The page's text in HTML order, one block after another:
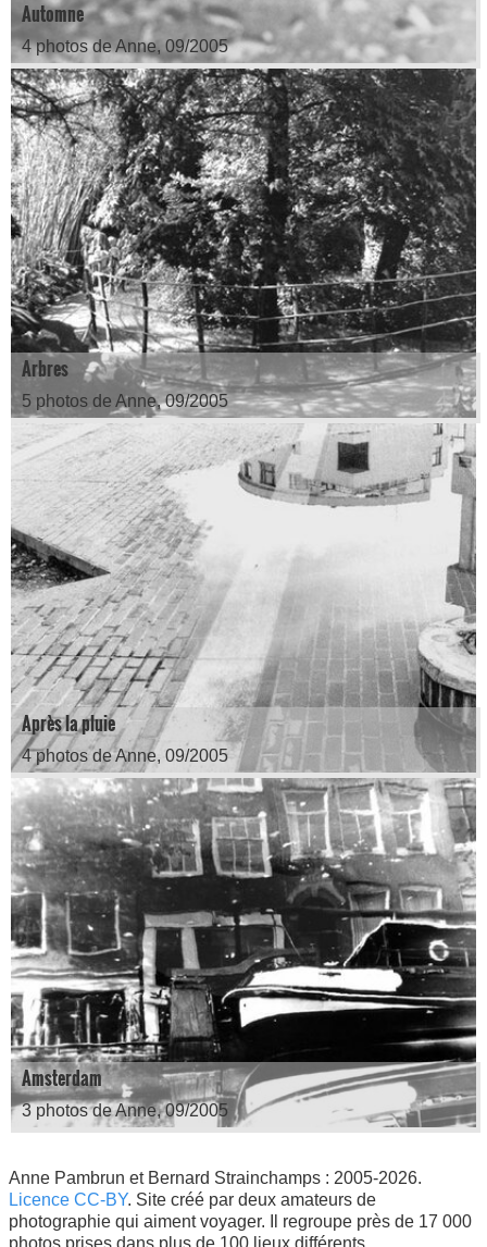
Automne
4 photos de Anne, 09/2005
Arbres
5 photos de Anne, 09/2005
Après la pluie
4 photos de Anne, 09/2005
Amsterdam
3 photos de Anne, 09/2005
Anne Pambrun et Bernard Strainchamps : 2005-2026.
Licence CC-BY. Site créé par deux amateurs de
photographie qui aiment voyager. Il regroupe près de 17 000
photos prises dans plus de 100 lieux différents.